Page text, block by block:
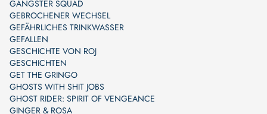
GANGSTER SQUAD
GEBROCHENER WECHSEL
GEFÄHRLICHES TRINKWASSER
GEFALLEN
GESCHICHTE VON ROJ
GESCHICHTEN
GET THE GRINGO
GHOSTS WITH SHIT JOBS
GHOST RIDER: SPIRIT OF VENGEANCE
GINGER & ROSA